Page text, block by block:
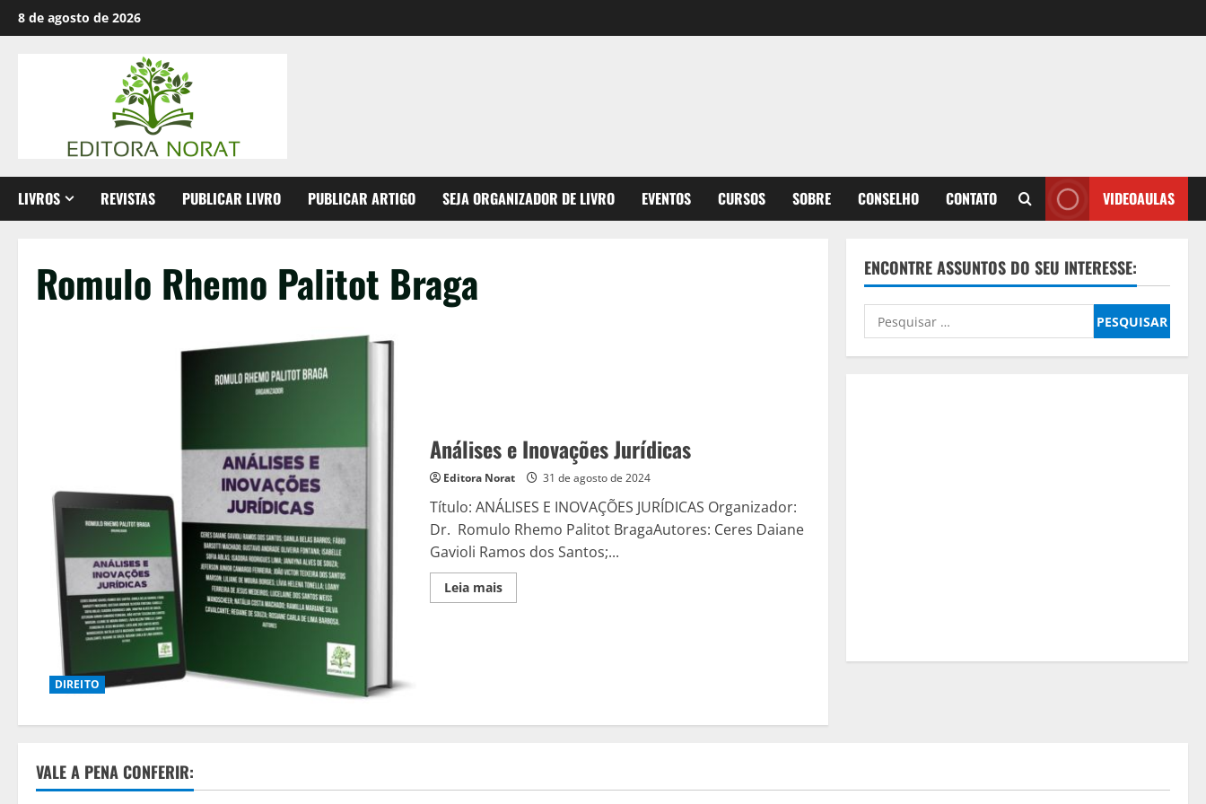
Skip
to
8 de agosto de 2026
LIVROS REVISTAS PUBLICAR LIVRO PUBLICAR ARTIGO SEJA ORGANIZADOR DE LIVRO EVENTOS CURSOS SOBRE CONSELHO CONTATO VIDEOAULAS
Romulo Rhemo Palitot Braga
DIREITO
Análises e Inovações Jurídicas
Editora Norat 31 de agosto de 2024
Título: ANÁLISES E INOVAÇÕES JURÍDICAS Organizador:
Dr. Romulo Rhemo Palitot BragaAutores: Ceres Daiane
Gavioli Ramos dos Santos;...
Leia maisRead
more
ENCONTRE ASSUNTOS DO SEU INTERESSE:
Pesquisar
por:
VALE A PENA CONFERIR: